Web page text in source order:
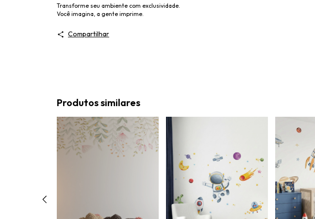
Transforme seu ambiente com exclusividade.
Você imagina, a gente imprime.
Compartilhar
Produtos similares